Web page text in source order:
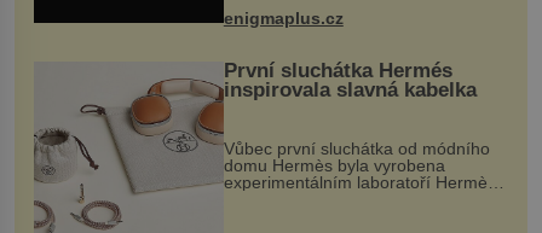
...
enigmaplus.cz
První sluchátka Hermés
inspirovala slavná kabelka
Vůbec první sluchátka od módního
domu Hermès byla vyrobena
experimentálním laboratoří Hermès